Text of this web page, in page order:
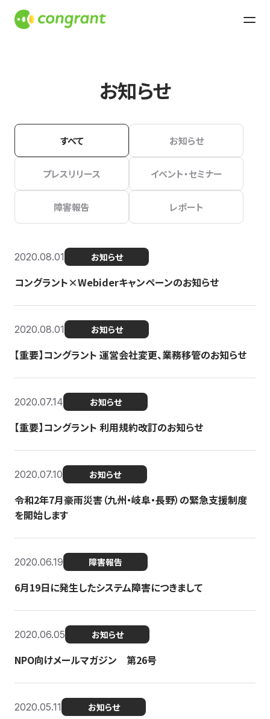
お知らせ
すべて お知らせ
プレスリリース イベント・セミナー
障害報告 レポート
2020.08.01 お知らせ
コングラント×Webiderキャンペーンのお知らせ
2020.08.01 お知らせ
【重要】コングラント 運営会社変更、業務移管のお知らせ
2020.07.14 お知らせ
【重要】コングラント 利用規約改訂のお知らせ
2020.07.10 お知らせ
令和2年7月豪雨災害（九州・岐阜・長野）の緊急支援制度
を開始します
2020.06.19 障害報告
6月19日に発生したシステム障害につきまして
2020.06.05 お知らせ
NPO向けメールマガジン 第26号
2020.05.11 お知らせ